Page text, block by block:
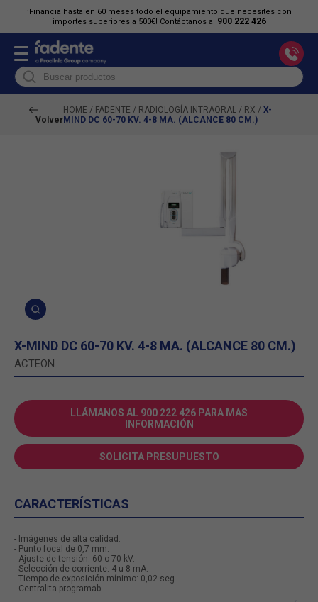
¡Financia hasta en 60 meses todo el equipamiento que necesites con
importes superiores a 500€! Contáctanos al 900 222 426
Volver
HOME / FADENTE / RADIOLOGÍA INTRAORAL / RX / X-
MIND DC 60-70 KV. 4-8 MA. (ALCANCE 80 CM.)
X-MIND DC 60-70 KV. 4-8 MA. (ALCANCE 80 CM.)
ACTEON
LLÁMANOS AL 900 222 426 PARA MAS
INFORMACIÓN
SOLICITA PRESUPUESTO
CARACTERÍSTICAS
- Imágenes de alta calidad.
- Punto focal de 0,7 mm.
- Ajuste de tensión: 60 o 70 kV.
- Selección de corriente: 4 u 8 mA.
- Tiempo de exposición mínimo: 0,02 seg.
- Centralita programab...